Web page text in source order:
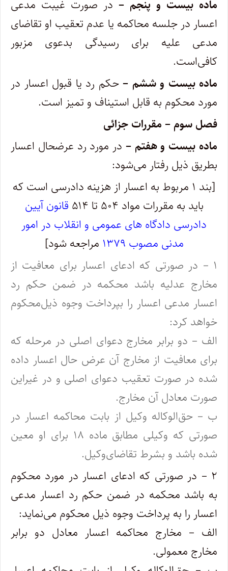
ماده بیست و پنجم – در صورت غیبت مدعی
اعسار در جلسه محاکمه یا عدم تعقیب او تقاضای
مدعی ‌علیه برای رسیدگی بدعوی مزبور
کافی‌است.
ماده بیست و ششم – حکم رد یا قبول اعسار در
مورد محکوم ‌به قابل استیناف و تمیز است.
فصل سوم – مقررات جزائی
ماده بیست و هفتم – در مورد رد عرضحال اعسار
بطریق ذیل رفتار می‌شود:
[بند ۱ مربوط به اعسار از هزینه دادرسی است که
باید به مقررات مواد ۵۰۴ تا ۵۱۴
قانون آیین
دادرسی دادگاه های عمومی و انقلاب در امور
مدنی مصوب ۱۳۷۹
مراجعه شود]
۱ – در صورتی که ادعای اعسار برای معافیت از
مخارج عدلیه باشد محکمه در ضمن حکم رد
اعسار مدعی اعسار را بپرداخت وجوه ذیل‌محکوم
خواهد کرد:
‌الف – دو برابر مخارج دعوای اصلی در مرحله که
برای معافیت از مخارج آن عرض حال اعسار داده
شده در صورت تعقیب دعوای اصلی و در غیر‌این
صورت معادل آن مخارج.
ب – حق‌الوکاله وکیل از بابت محاکمه اعسار در
صورتی که وکیلی مطابق ماده ۱۸ برای او معین
شده باشد و بشرط تقاضای‌وکیل.
۲ – در صورتی که ادعای اعسار در مورد محکوم
‌به باشد محکمه در ضمن حکم رد اعسار مدعی
اعسار را به پرداخت وجوه ذیل محکوم می‌نماید:
‌الف – مخارج محاکمه اعسار معادل دو برابر
مخارج معمولی.